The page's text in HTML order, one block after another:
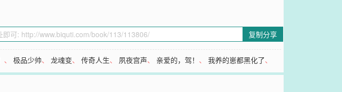
复制分享
、极品少帅、龙魂变、传奇人生、 夙夜宫声、 亲爱的，驾！ 、我养的崽都黑化了、